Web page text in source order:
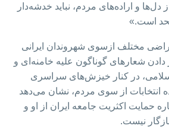
و اراده‌های مردم، نباید خدشه‌دار
است.»
مختلف ازسوی شهروندان ایرانی
شعارهای گوناگون علیه خامنه‌ای و
در کنار خیزش‌های سراسری
انتخابات از سوی مردم، نشان می‌دهد
حمایت اکثریت جامعه ایران از او و
نیست.